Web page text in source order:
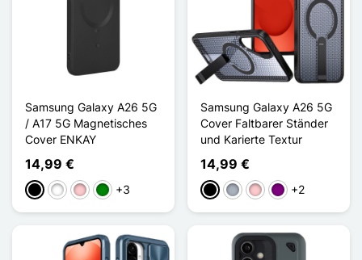
Samsung Galaxy A26 5G
/ A17 5G Magnetisches
Cover ENKAY
14,99 €
Schwarz
WeißPinkGrün+3
Samsung Galaxy A26 5G
Cover Faltbarer Ständer
und Karierte Textur
14,99 €
Schwarz
GrauPinkViolett
+2